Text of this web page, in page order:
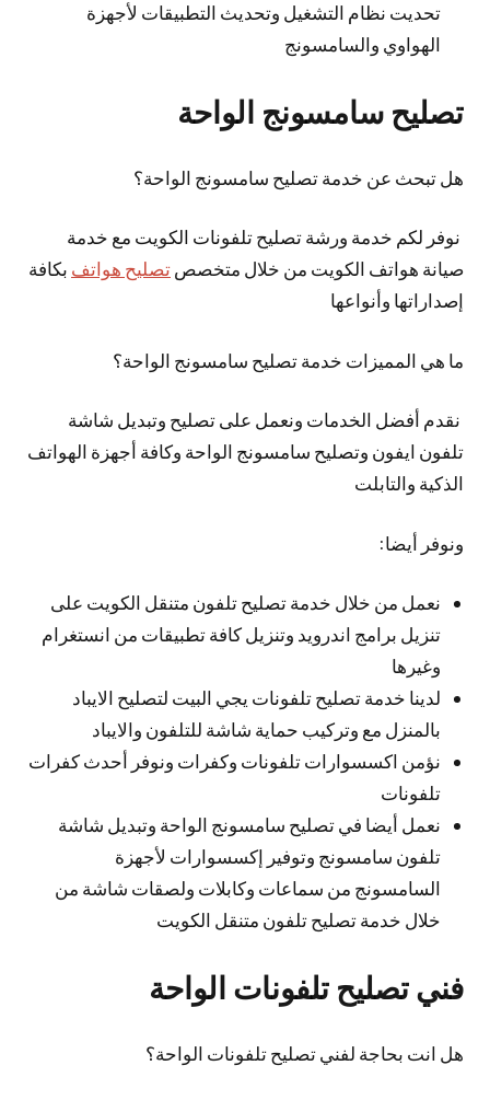
تحديت نظام التشغيل وتحديث التطبيقات لأجهزة
الهواوي والسامسونج
تصليح سامسونج الواحة
هل تبحث عن خدمة تصليح سامسونج الواحة؟
نوفر لكم خدمة ورشة تصليح تلفونات الكويت مع خدمة
صيانة هواتف الكويت من خلال متخصص تصليح هواتف بكافة
إصداراتها وأنواعها
ما هي المميزات خدمة تصليح سامسونج الواحة؟
نقدم أفضل الخدمات ونعمل على تصليح وتبديل شاشة
تلفون ايفون وتصليح سامسونج الواحة وكافة أجهزة الهواتف
الذكية والتابلت
ونوفر أيضا:
نعمل من خلال خدمة تصليح تلفون متنقل الكويت على
تنزيل برامج اندرويد وتنزيل كافة تطبيقات من انستغرام
وغيرها
لدينا خدمة تصليح تلفونات يجي البيت لتصليح الايباد
بالمنزل مع وتركيب حماية شاشة للتلفون والايباد
نؤمن اكسسوارات تلفونات وكفرات ونوفر أحدث كفرات
تلفونات
نعمل أيضا في تصليح سامسونج الواحة وتبديل شاشة
تلفون سامسونج وتوفير إكسسوارات لأجهزة
السامسونج من سماعات وكابلات ولصقات شاشة من
خلال خدمة تصليح تلفون متنقل الكويت
فني تصليح تلفونات الواحة
هل انت بحاجة لفني تصليح تلفونات الواحة؟